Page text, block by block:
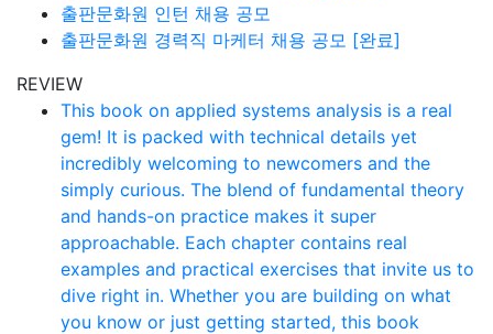
출판문화원 인턴 채용 공모
출판문화원 경력직 마케터 채용 공모 [완료]
REVIEW
This book on applied systems analysis is a real
gem! It is packed with technical details yet
incredibly welcoming to newcomers and the
simply curious. The blend of fundamental theory
and hands-on practice makes it super
approachable. Each chapter contains real
examples and practical exercises that invite us to
dive right in. Whether you are building on what
you know or just getting started, this book